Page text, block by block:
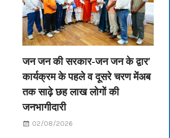
जन जन की सरकार-जन जन के द्वार’
कार्यक्रम के पहले व दूसरे चरण मेंअब
तक साढ़े छह लाख लोगों की
जनभागीदारी
02/08/2026